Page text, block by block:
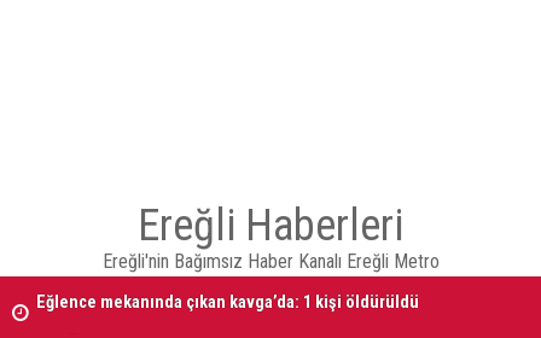
Ereğli Haberleri
Ereğli'nin Bağımsız Haber Kanalı Ereğli Metro
Eğlence mekanında çıkan kavga’da: 1 kişi öldürüldü
08 AĞUSTOS 2026 Tarihinde Ereğli’de Vefat Edenler